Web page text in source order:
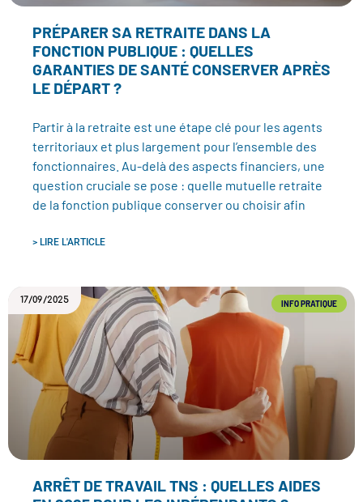
PRÉPARER SA RETRAITE DANS LA
FONCTION PUBLIQUE : QUELLES
GARANTIES DE SANTÉ CONSERVER APRÈS
LE DÉPART ?
Partir à la retraite est une étape clé pour les agents
territoriaux et plus largement pour l’ensemble des
fonctionnaires. Au-delà des aspects financiers, une
question cruciale se pose : quelle mutuelle retraite
de la fonction publique conserver ou choisir afin
> LIRE L'ARTICLE
INFO PRATIQUE
ARRÊT DE TRAVAIL TNS : QUELLES AIDES
17/09/2025